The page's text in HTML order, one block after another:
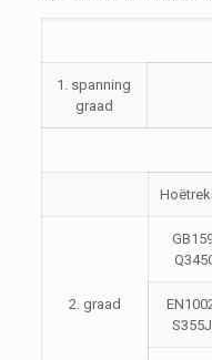
1. spanning
graad
2. graad